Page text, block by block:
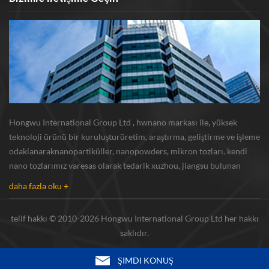
Hongwu International Group Ltd , hwnano markası ile, yüksek
teknoloji ürünü bir kuruluşturüretim, araştırma, geliştirme ve işleme
odaklanaraknanopartiküller, nanopowders, mikron tozları. kendi
nano tozlarımız varesas olarak tedarik xuzhou, jiangsu bulunan
daha fazla oku +
telif hakkı © 2010-2026 Hongwu International Group Ltd her hakkı
saklıdır.
ŞIMDI KONUŞ